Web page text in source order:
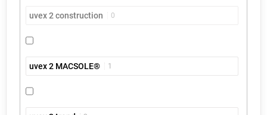
uvex 2 construction 0
uvex 2 MACSOLE® 1